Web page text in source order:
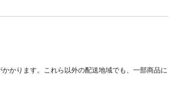
かります。これら以外の配送地域でも、一部商品に